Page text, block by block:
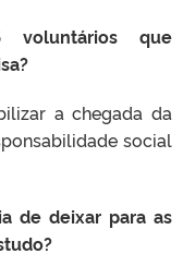
voluntários que
a chegada da
social
de deixar para as